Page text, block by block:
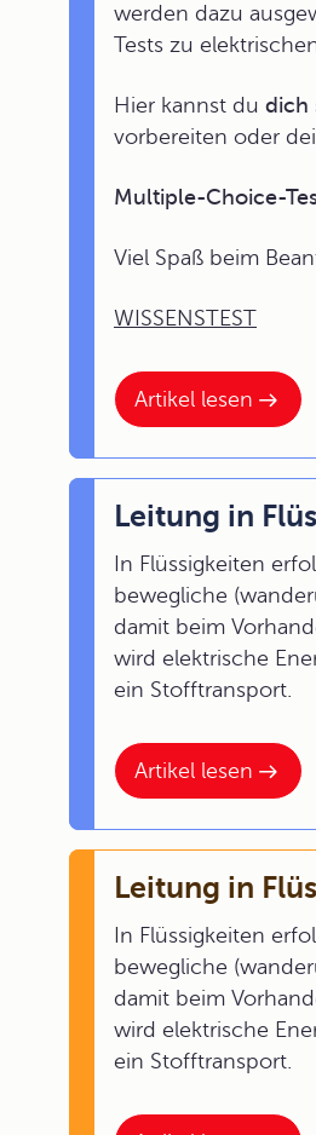
Artikel lesen
werden dazu
Tests zu
Hier kannst du dich
vorbereiten oder
Multiple-Choice-
Viel Spaß beim
WISSENSTEST
Artikel lesen
Leitung in
In Flüssigkeiten
bewegliche
damit beim
wird elektrische
ein Stofftransport.
Leitung in
In Flüssigkeiten
bewegliche
damit beim
wird elektrische
ein Stofftransport.